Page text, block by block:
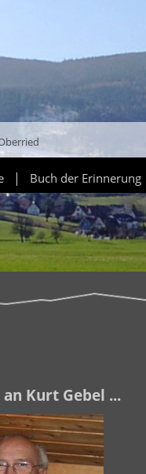
| Buch der Erinnerung
Kurt Gebel ...